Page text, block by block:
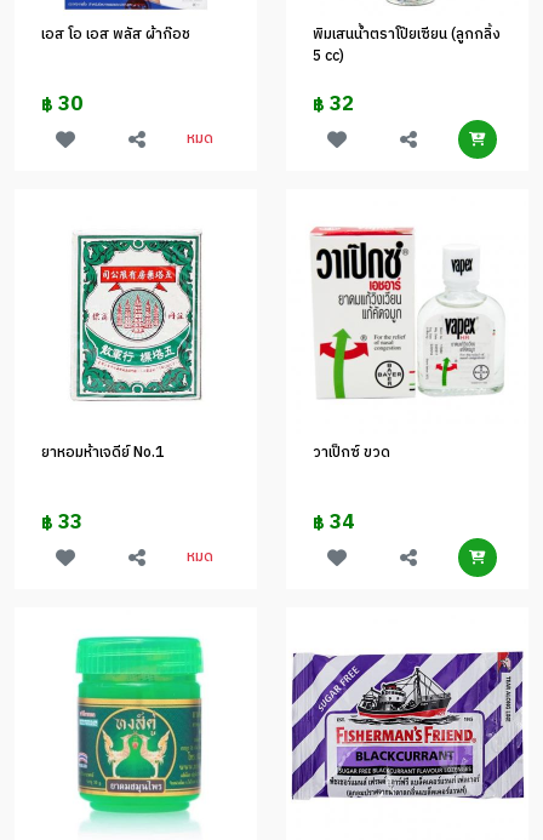
เอส โอ เอส พลัส ผ้าก๊อช
฿ 30
หมด
พิมเสนน้ำตราโป๊ยเซียน (ลูกกลิ้ง
5 cc)
฿ 32
ยาหอมห้าเจดีย์ No.1
฿ 33
หมด
วาเป็กซ์ ขวด
฿ 34